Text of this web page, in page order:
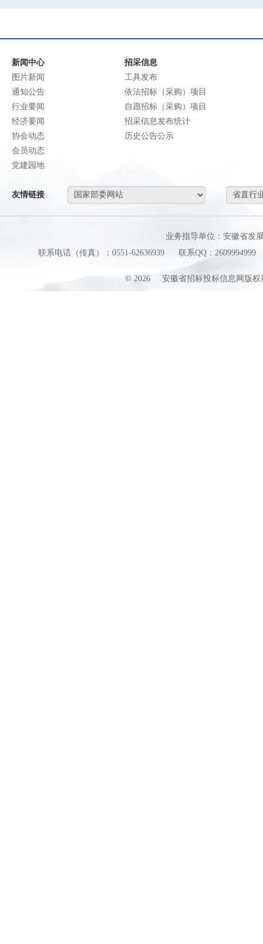
新闻中心
图片新闻
通知公告
行业要闻
经济要闻
协会动态
会员动态
党建园地
招采信息
工具发布
依法招标（采购）项目
自愿招标（采购）项目
招采信息发布统计
历史公告公示
友情链接
业务指导单位：安徽省发
联系电话（传真）：0551-62636939
联系QQ：2609994999
© 2026 安徽省招标投标信息网版